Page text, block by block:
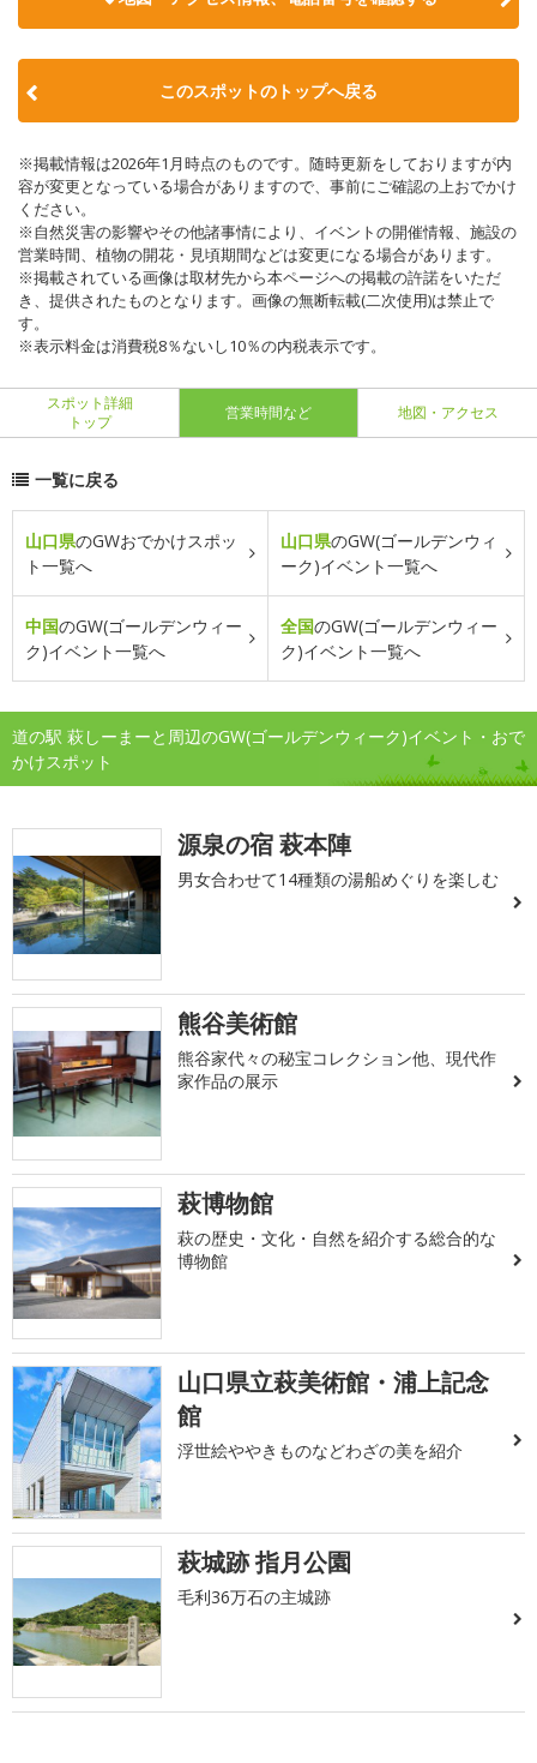
このスポットのトップへ戻る
※掲載情報は2026年1月時点のものです。随時更新をしておりますが内
容が変更となっている場合がありますので、事前にご確認の上おでかけ
ください。
※自然災害の影響やその他諸事情により、イベントの開催情報、施設の
営業時間、植物の開花・見頃期間などは変更になる場合があります。
※掲載されている画像は取材先から本ページへの掲載の許諾をいただ
き、提供されたものとなります。画像の無断転載(二次使用)は禁止で
す。
※表示料金は消費税8％ないし10％の内税表示です。
スポット詳細
トップ
営業時間など 地図・アクセス
一覧に戻る
山口県のGWおでかけスポッ
ト一覧へ
山口県のGW(ゴールデンウィ
ーク)イベント一覧へ
中国のGW(ゴールデンウィー
ク)イベント一覧へ
全国のGW(ゴールデンウィー
ク)イベント一覧へ
道の駅 萩しーまーと周辺のGW(ゴールデンウィーク)イベント・おで
かけスポット
源泉の宿 萩本陣
男女合わせて14種類の湯船めぐりを楽しむ
熊谷美術館
熊谷家代々の秘宝コレクション他、現代作
家作品の展示
萩博物館
萩の歴史・文化・自然を紹介する総合的な
博物館
山口県立萩美術館・浦上記念
館
浮世絵ややきものなどわざの美を紹介
萩城跡 指月公園
毛利36万石の主城跡